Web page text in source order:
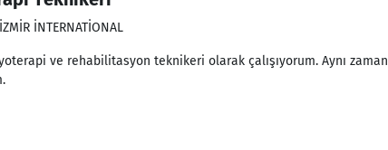
İNTERNATİONAL
ve rehabilitasyon teknikeri olarak çalışıyorum. Aynı